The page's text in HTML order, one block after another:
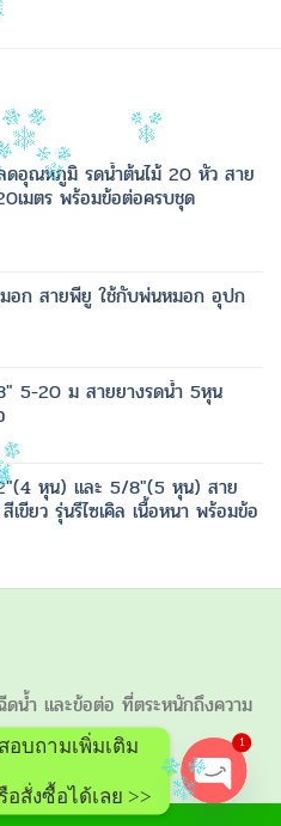
อุณหภูมิ รดน้ำต้นไม้ 20 หัว สาย
เมตร พร้อมข้อต่อครบชุด
อก สายพียู ใช้กับพ่นหมอก อุปก
5-20 ม สายยางรดน้ำ 5หุน
2"(4 หุน) และ 5/8"(5 หุน) สาย
เขียว รุ่นรีไซเคิล เนื้อหนา พร้อมข้อ
ดน้ำ และข้อต่อ ที่ตระหนักถึงความ
สอบถามเพิ่มเติม
อสั่งซื้อได้เลย >>
1